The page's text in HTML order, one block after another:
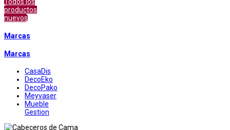
Todos los
productos
nuevos
Marcas
Marcas
CasaDis
DecoEko
DecoPako
Meyvaser
Mueble
Gestion